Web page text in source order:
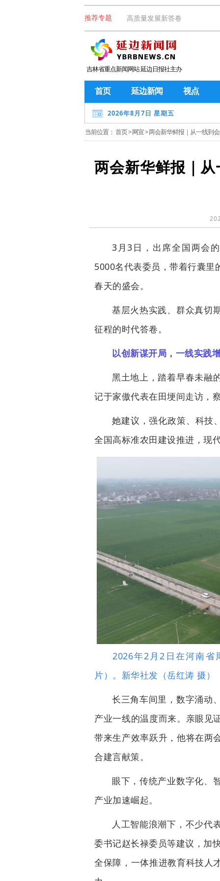
推荐专题 高质量发展新答卷
吉林省重点新闻网站 延边日报社主办
首页 延边新闻 视点
2026年8月7日 星期五
当前位置： 首页>网宣> 两会新华鲜报｜从一线到
两会新华鲜报｜
3月3日，出席全国两会
5000名代表委员，带着行囊里
春天的盛会。
基层火热实践、群众真切
征程的时代答卷。
以创新谋开局，一线实践
黑土地上，踏着早春未融
记于家傲代表在田埂间走访，
她建议，强化政策、科技
全国高标准农田建设推进，现
2026年2月2日在河南省
片）。新华社发（岳红涛 摄）
长三角车间里，数字涌动
产业一线的温度而来。亲眼见
带来生产效率跃升，他将在两
合建言献策。
眼下，传统产业数字化、
产业加速崛起。
人工智能浪潮下，不少代
委书记赵长禄委员等建议，加
全保障，一体推进教育科技人